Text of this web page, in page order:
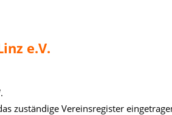
e.V.
zuständige Vereinsregister